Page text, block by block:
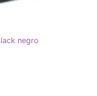
negro